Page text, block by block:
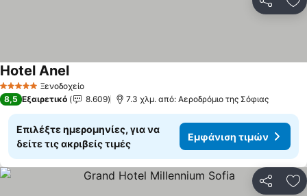
5 Αστέρια Ξενοδοχείο
Hotel AnelΕμφάνιση τιμών
8,5 Εξαιρετικό 8.609 7.3 χλμ. από: Αεροδρόμιο της Σόφιας
Επιλέξτε ημερομηνίες, για να
δείτε τις ακριβείς τιμές
Εμφάνιση τιμών